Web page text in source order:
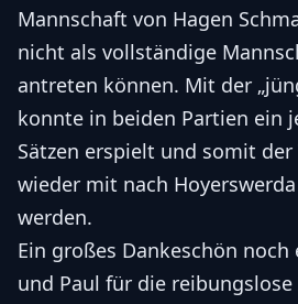
Mannschaft von Hagen
nicht als vollständige
antreten können. Mit der
konnte in beiden Partien ein
Sätzen erspielt und somit
wieder mit nach
werden.
Ein großes Dankeschön noch
und Paul für die